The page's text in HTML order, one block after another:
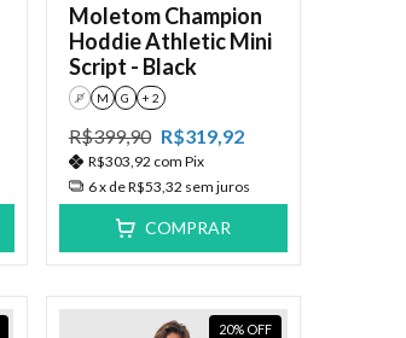
Moletom Champion
Hoddie Athletic Mini
Script - Black
P M G + 2
R$399,90 R$319,92
R$303,92 com Pix
6x deR$53,32 sem juros
COMPRAR
20% OFF